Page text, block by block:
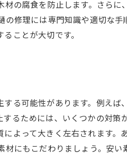
の腐食を防止します。さら
修理には専門知識や適切な
ことが大切です。
る可能性があります。例え
るためには、いくつかの対策
よって大きく左右されます
材にもこだわりましょう。安